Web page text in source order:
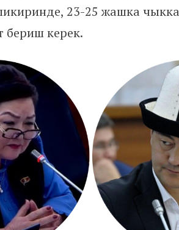
23-25 жашка
бериш керек.